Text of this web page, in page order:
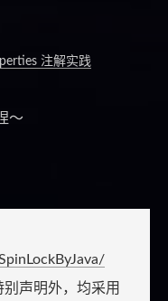
注解实践
～
声明外，均采用